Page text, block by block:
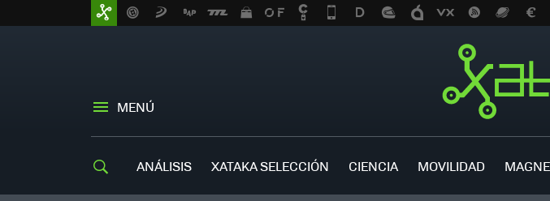
MENÚ
ANÁLISIS XATAKA SELECCIÓN CIENCIA MOVILIDAD